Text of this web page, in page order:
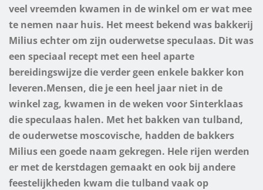
veel vreemden kwamen in de winkel om er wat mee
te nemen naar huis. Het meest bekend was bakkerij
Milius echter om zijn ouderwetse speculaas. Dit was
een speciaal recept met een heel aparte
bereidingswijze die verder geen enkele bakker kon
leveren.Mensen, die je een heel jaar niet in de
winkel zag, kwamen in de weken voor Sinterklaas
die speculaas halen. Met het bakken van tulband,
de ouderwetse moscovische, hadden de bakkers
Milius een goede naam gekregen. Hele rijen werden
er met de kerstdagen gemaakt en ook bij andere
feestelijkheden kwam die tulband vaak op